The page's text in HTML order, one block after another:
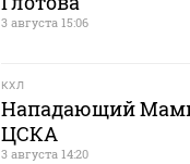
3 августа 15:06
КХЛ
Нападающий
ЦСКА
3 августа 14:20